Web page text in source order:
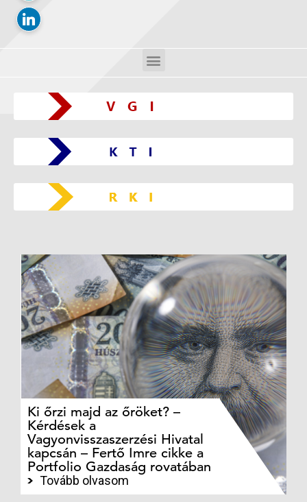
Ki őrzi majd az őröket? –
Kérdések a
Vagyonvisszaszerzési Hivatal
kapcsán – Fertő Imre cikke a
Portfolio Gazdaság rovatában
Tovább olvasom